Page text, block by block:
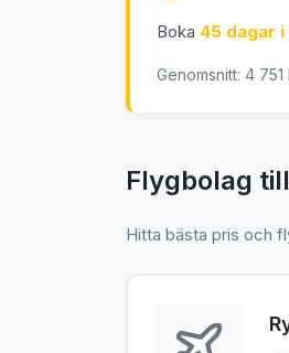
Boka 45 dagar
Genomsnitt: 4 751
Flygbolag
Hitta bästa pris och